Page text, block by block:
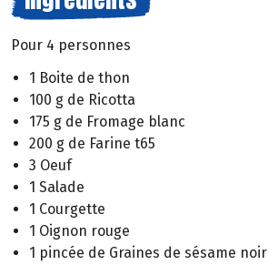
Pour 4 personnes
1 Boite de thon
100 g de Ricotta
175 g de Fromage blanc
200 g de Farine t65
3 Oeuf
1 Salade
1 Courgette
1 Oignon rouge
1 pincée de Graines de sésame noir